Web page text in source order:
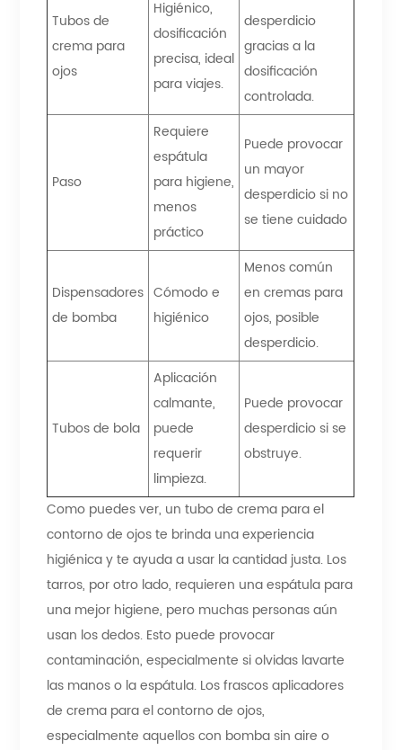
Tubos de
crema para
ojos
Higiénico,
dosificación
precisa, ideal
para viajes.
desperdicio
gracias a la
dosificación
controlada.
Paso
Requiere
espátula
para higiene,
menos
práctico
Puede provocar
un mayor
desperdicio si no
se tiene cuidado
Dispensadores
de bomba
Cómodo e
higiénico
Menos común
en cremas para
ojos, posible
desperdicio.
Tubos de bola
Aplicación
calmante,
puede
requerir
limpieza.
Puede provocar
desperdicio si se
obstruye.
Como puedes ver, un tubo de crema para el
contorno de ojos te brinda una experiencia
higiénica y te ayuda a usar la cantidad justa. Los
tarros, por otro lado, requieren una espátula para
una mejor higiene, pero muchas personas aún
usan los dedos. Esto puede provocar
contaminación, especialmente si olvidas lavarte
las manos o la espátula. Los frascos aplicadores
de crema para el contorno de ojos,
especialmente aquellos con bomba sin aire o